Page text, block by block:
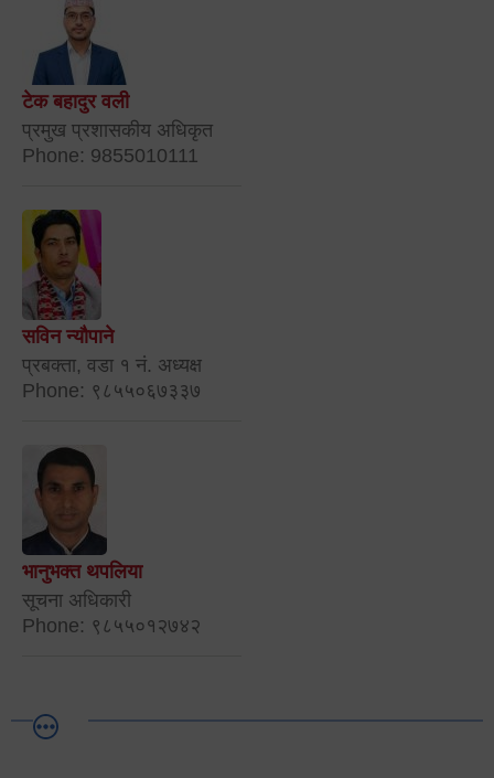
टेक बहादुर वली
प्रमुख प्रशासकीय अधिकृत
Phone: 9855010111
सविन न्यौपाने
प्रबक्ता, वडा १ नं. अध्यक्ष
Phone: ९८५५०६७३३७
भानुभक्त थपलिया
सूचना अधिकारी
Phone: ९८५५०१२७४२